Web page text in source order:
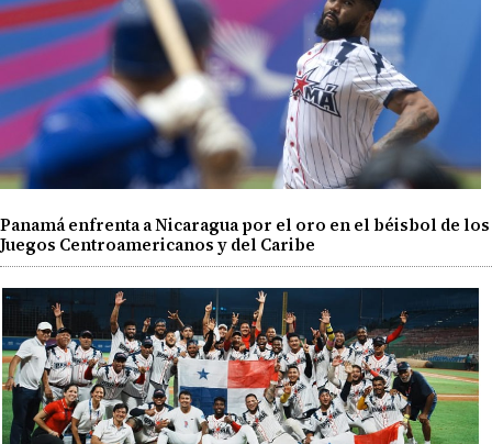
Panamá enfrenta a Nicaragua por el oro en el béisbol de los
Juegos Centroamericanos y del Caribe